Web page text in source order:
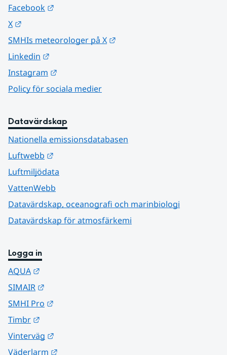
Facebook
X
SMHIs meteorologer på X
Linkedin
Instagram
Policy för sociala medier
Datavärdskap
Nationella emissionsdatabasen
Luftwebb
Luftmiljödata
VattenWebb
Datavärdskap, oceanografi och marinbiologi
Datavärdskap för atmosfärkemi
Logga in
AQUA
SIMAIR
SMHI Pro
Timbr
Vinterväg
Väderlarm